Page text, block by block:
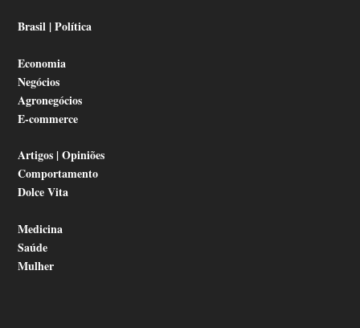
Brasil | Política
Economia
Negócios
Agronegócios
E-commerce
Artigos | Opiniões
Comportamento
Dolce Vita
Medicina
Saúde
Mulher